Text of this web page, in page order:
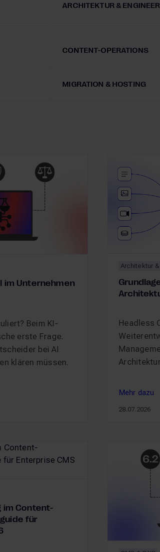
ARCHITEKTUR &
CONTENT-OPERATIONS
MIGRATION & HOSTING
im Unternehmen
Beim KI-
erste Frage.
bei AI
klären müssen.
Architektur
Headless
Mehr
Mehr dazu
28.07.2026
im Content-
für